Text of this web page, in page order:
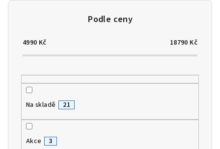
4990 Kč 18790 Kč
Na skladě 21
Akce 3